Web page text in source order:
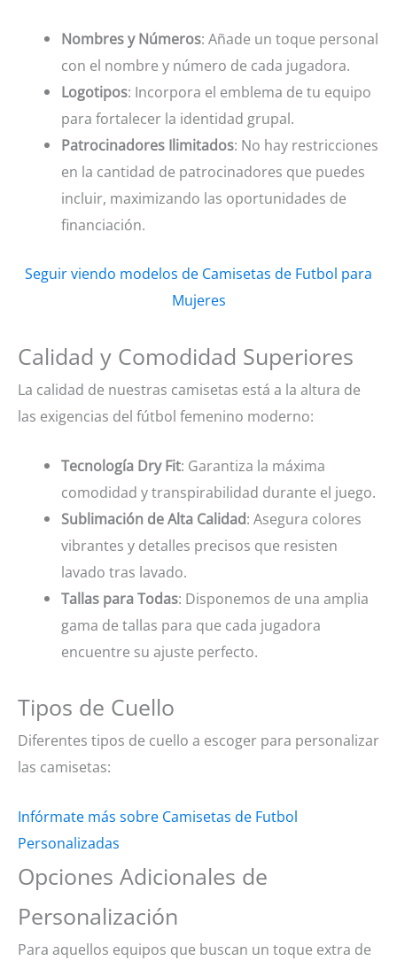
Nombres y Números: Añade un toque personal
con el nombre y número de cada jugadora.
Logotipos: Incorpora el emblema de tu equipo
para fortalecer la identidad grupal.
Patrocinadores Ilimitados: No hay restricciones
en la cantidad de patrocinadores que puedes
incluir, maximizando las oportunidades de
financiación.
Seguir viendo modelos de Camisetas de Futbol para
Mujeres
Calidad y Comodidad Superiores
La calidad de nuestras camisetas está a la altura de
las exigencias del fútbol femenino moderno:
Tecnología Dry Fit: Garantiza la máxima
comodidad y transpirabilidad durante el juego.
Sublimación de Alta Calidad: Asegura colores
vibrantes y detalles precisos que resisten
lavado tras lavado.
Tallas para Todas: Disponemos de una amplia
gama de tallas para que cada jugadora
encuentre su ajuste perfecto.
Tipos de Cuello
Diferentes tipos de cuello a escoger para personalizar
las camisetas:
Infórmate más sobre Camisetas de Futbol
Personalizadas
Opciones Adicionales de
Personalización
Para aquellos equipos que buscan un toque extra de